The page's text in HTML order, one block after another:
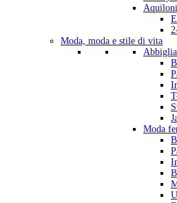
Aquiloni
Moda, moda e stile di vita
Moda